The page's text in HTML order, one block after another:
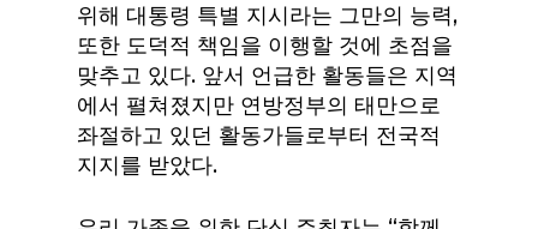
위해 대통령 특별 지시라는 그만의 능력,
또한 도덕적 책임을 이행할 것에 초점을
맞추고 있다. 앞서 언급한 활동들은 지역
에서 펼쳐졌지만 연방정부의 태만으로
좌절하고 있던 활동가들로부터 전국적
지지를 받았다.